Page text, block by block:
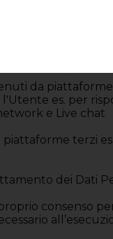
contenuta nel
stati raccolti.
dall’Utente,
dati
da
es. per
e Live chat
piattaforme terzi
dei Dati
consenso